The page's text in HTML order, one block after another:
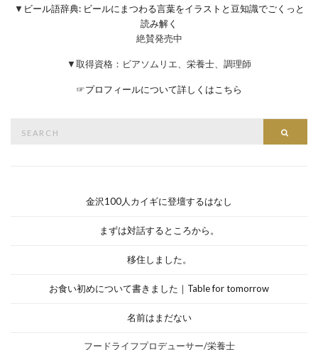
▼ ビール語辞典: ビールにまつわる言葉をイラストと豆知識でごくっと
読み解く
絶賛発売中
▼取得資格：ビアソムリエ、栄養士、調理師
☞プロフィールについて詳しくはこちら
金沢100人カイギに登壇するはなし
まずは対話するところから。
移住しました。
お食い初めについて書きました｜Table for tomorrow
名前はまだない
フードライフプロデューサー/栄養士